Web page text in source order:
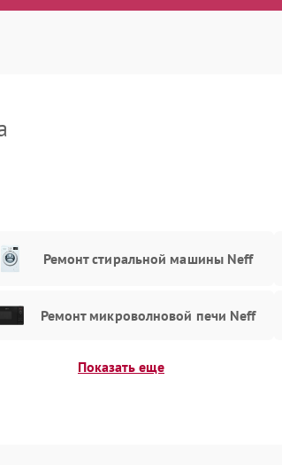
Ремонт стиральной машины Neff
Ремонт микроволновой печи Neff
Показать еще